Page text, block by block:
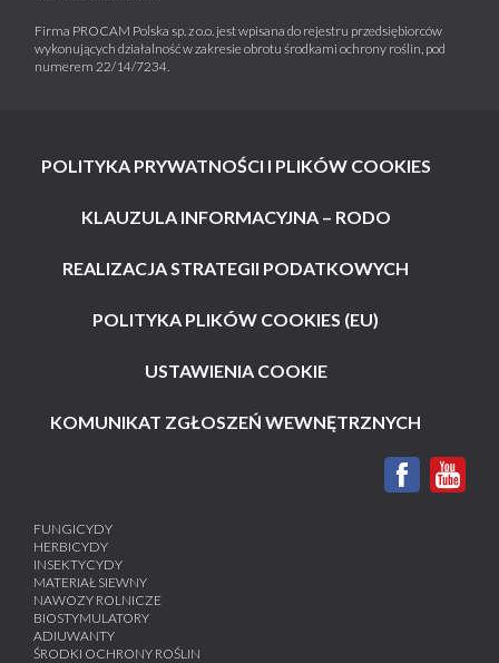
Firma PROCAM Polska sp. z o.o. jest wpisana do rejestru przedsiębiorców
wykonujących działalność w zakresie obrotu środkami ochrony roślin, pod
numerem 22/14/7234.
POLITYKA PRYWATNOŚCI I PLIKÓW COOKIES
KLAUZULA INFORMACYJNA – RODO
REALIZACJA STRATEGII PODATKOWYCH
POLITYKA PLIKÓW COOKIES (EU)
USTAWIENIA COOKIE
KOMUNIKAT ZGŁOSZEŃ WEWNĘTRZNYCH
FUNGICYDY
HERBICYDY
INSEKTYCYDY
MATERIAŁ SIEWNY
NAWOZY ROLNICZE
BIOSTYMULATORY
ADIUWANTY
ŚRODKI OCHRONY ROŚLIN